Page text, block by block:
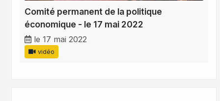
Comité permanent de la politique
économique - le 17 mai 2022
le 17 mai 2022
vidéo